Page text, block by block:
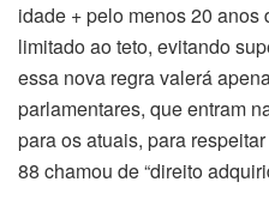
idade + pelo menos 20
limitado ao teto, evitando
essa nova regra valerá
parlamentares, que entram
para os atuais, para
88 chamou de “direito